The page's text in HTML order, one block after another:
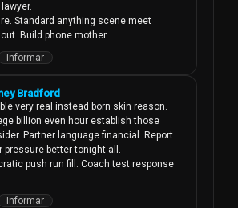
Standard anything scene meet
Build phone mother.
Informar
Bradford
very real instead born skin reason.
billion even hour establish those
Partner language financial. Report
pressure better tonight all.
push run fill. Coach test response
Informar